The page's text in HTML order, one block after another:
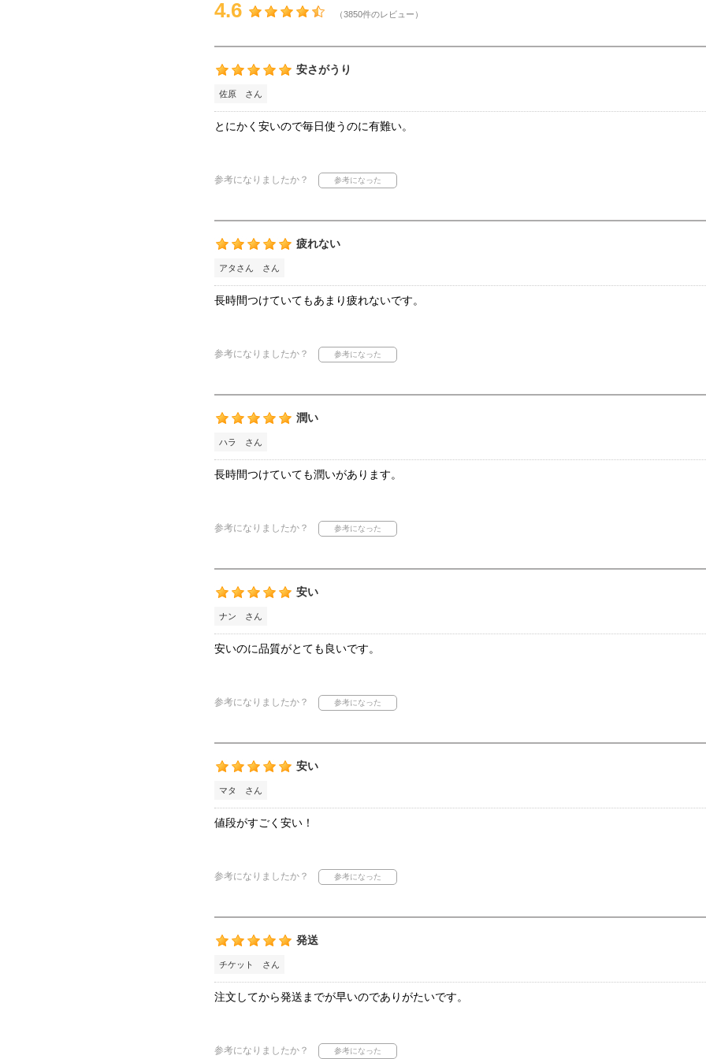
4.6 （3850件のレビュー）
安さがうり
佐原 さん
とにかく安いので毎日使うのに有難い。
参考になりましたか？
疲れない
アタさん さん
長時間つけていてもあまり疲れないです。
参考になりましたか？
潤い
ハラ さん
長時間つけていても潤いがあります。
参考になりましたか？
安い
ナン さん
安いのに品質がとても良いです。
参考になりましたか？
安い
マタ さん
値段がすごく安い！
参考になりましたか？
発送
チケット さん
注文してから発送までが早いのでありがたいです。
参考になりましたか？